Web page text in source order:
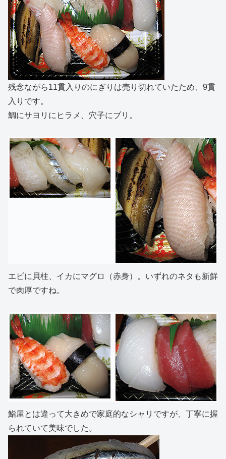
残念ながら11貫入りのにぎりは売り切れていたため、9貫
入りです。
鯛にサヨリにヒラメ、穴子にブリ。
エビに貝柱、イカにマグロ（赤身）。いずれのネタも新鮮
で肉厚ですね。
鮨屋とは違って大きめで家庭的なシャリですが、丁寧に握
られていて美味でした。